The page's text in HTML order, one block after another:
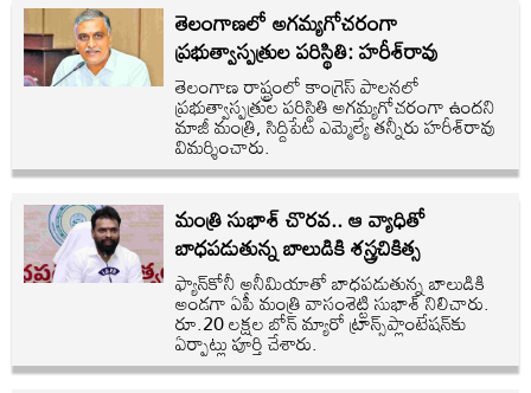
తెలంగాణలో అగమ్యగోచరంగా
ప్రభుత్వాస్పత్రుల పరిస్థితి: హరీశ్‌రావు
తెలంగాణ రాష్ట్రంలో కాంగ్రెస్ పాలనలో
ప్రభుత్వాస్పత్రుల పరిస్థితి అగమ్యగోచరంగా ఉందని
మాజీ మంత్రి, సిద్దిపేట ఎమ్మెల్యే తన్నీరు హరీశ్‌రావు
విమర్శించారు.
మంత్రి సుభాశ్ చొరవ.. ఆ వ్యాధితో
బాధపడుతున్న బాలుడికి శస్త్రచికిత్స
ఫ్యాన్‌కోనీ అనీమియాతో బాధపడుతున్న బాలుడికి
అండగా ఏపీ మంత్రి వాసంశెట్టి సుభాశ్ నిలిచారు.
రూ.20 లక్షల బోన్ మ్యారో ట్రాన్స్‌ప్లాంటేషన్‌కు
ఏర్పాట్లు పూర్తి చేశారు.